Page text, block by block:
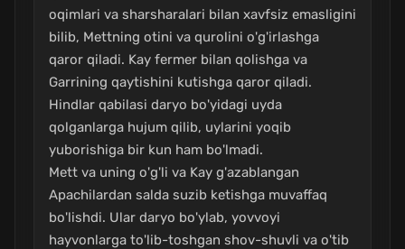
oqimlari va sharsharalari bilan xavfsiz emasligini
bilib, Mettning otini va qurolini o'g'irlashga
qaror qiladi. Kay fermer bilan qolishga va
Garrining qaytishini kutishga qaror qiladi.
Hindlar qabilasi daryo bo'yidagi uyda
qolganlarga hujum qilib, uylarini yoqib
yuborishiga bir kun ham bo'lmadi.
Mett va uning o'g'li va Kay g'azablangan
Apachilardan salda suzib ketishga muvaffaq
bo'lishdi. Ular daryo bo'ylab, yovvoyi
hayvonlarga to'lib-toshgan shov-shuvli va o'tib